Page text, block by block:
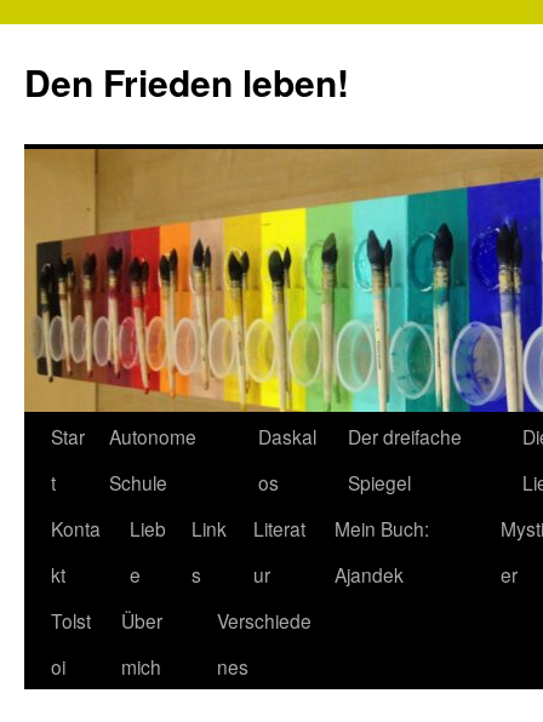
springen
Den Frieden leben!
Star
t
Autonome
Schule
Daskal
os
Der dreifache
Spiegel
Konta
kt
Lieb
e
Link
s
Literat
ur
Mein Buch:
Ajandek
er
Tolst
oi
Über
mich
Verschiede
nes